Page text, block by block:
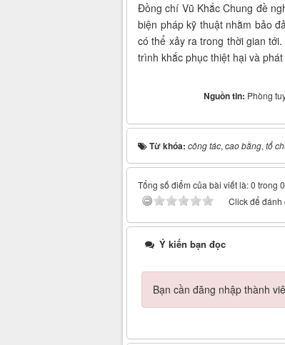
Đồng chí Vũ Khắc Chung đề
biện pháp kỹ thuật nhằm bảo
có thể xảy ra trong thời gian
trình khắc phục thiệt hại và
Nguồn tin: Phòng
Từ khóa: công tác, cao bằng, tổ
Tổng số điểm của bài viết là: 0 trong
Click để đánh
Ý kiến bạn đọc
Bạn cần đăng nhập thành